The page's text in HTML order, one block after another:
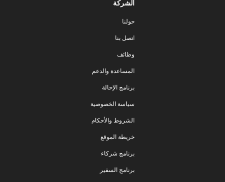
الشركة
حولنا
اتصل بنا
وظائف
المساعدة والدعم
برنامج الإحالة
سياسة الخصوصية
الشروط والأحكام
خريطة الموقع
برنامج شركاء
برنامج السفير